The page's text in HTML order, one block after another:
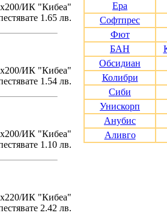
ИК "Кибеа"
1.65 лв.
ИК "Кибеа"
1.54 лв.
ИК "Кибеа"
1.10 лв.
ИК "Кибеа"
2.42 лв.
Ера
Софтпрес
Фют
БАН
Обсидиан
Колибри
Сиби
Унискорп
Анубис
Аливго